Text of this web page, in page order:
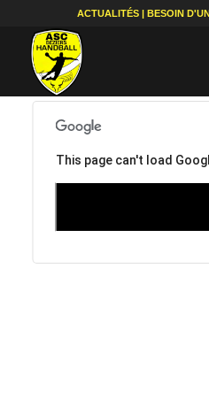
ACTUALITÉS | BESOIN
This page can't load